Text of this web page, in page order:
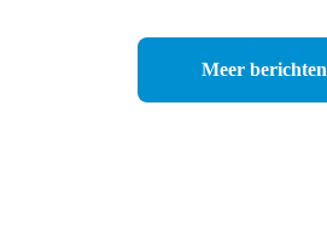
Meer berichten